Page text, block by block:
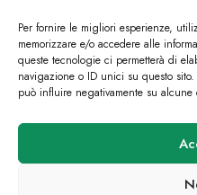
Per fornire le migliori esperienze,
memorizzare e/o accedere alle
queste tecnologie ci permetterà di
navigazione o ID unici su questo
può influire negativamente su
©